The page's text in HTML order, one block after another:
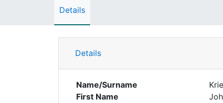
Details
Details
Name/Surname
First Name